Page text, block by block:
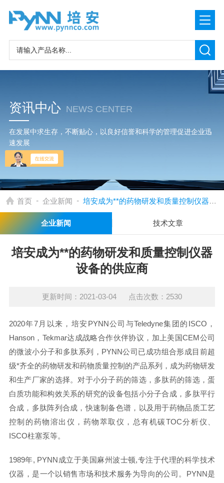
资讯中心 NEWS CENTER
在发展中求生存，不断贴心，以良好信誉和科学的管理促进企业迅
速发展
首页 - 企业新闻 - 培安成为**的药物研发和质量控制仪器设备的供应商
企业新闻 技术文章
培安成为**的药物研发和质量控制仪器
设备的供应商
更新时间：2021-03-04 点击次数：2530
2020年7月以来，培安PYNN公司与Teledyne集团的ISCO，
Hanson，Tekmar达成战略合作伙伴协议，加上美国CEM公司
的微波小分子和多肽系列，PYNN公司已成功组合形成目前超
级*齐全的药物研发和药物质量控制的产品系列，成为药物研发
和生产厂家的选择。对于小分子药的筛选，多肽药的筛选，蛋
白质功能和构效关系的研究的设备包括小分子合成，多肽平行
合成，多肽阵列合成，快速制备色谱，以及用于药物品质工艺
控制的药物溶出仪，药物萃取仪，总有机碳TOC分析仪、
ISCO柱塞泵等。
1989年, PYNN成立于美国麻州波士顿,专注于代理的科学技术
仪器，是一个以销售市场和技术服务为导向的公司。PYNN是